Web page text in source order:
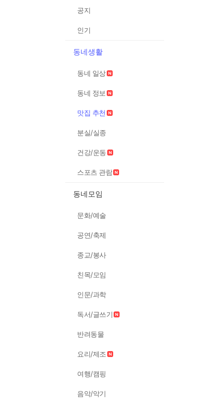
공지
인기
동네생활
동네 일상
동네 정보
맛집 추천
분실/실종
건강/운동
스포츠 관람
동네모임
문화/예술
공연/축제
종교/봉사
친목/모임
인문/과학
독서/글쓰기
반려동물
요리/제조
여행/캠핑
음악/악기